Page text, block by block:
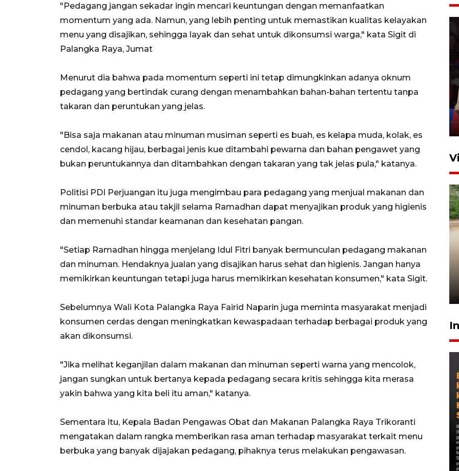
"Pedagang jangan sekadar ingin mencari keuntungan dengan memanfaatkan
momentum yang ada. Namun, yang lebih penting untuk memastikan kualitas kelayakan
menu yang disajikan, sehingga layak dan sehat untuk dikonsumsi warga," kata Sigit di
Palangka Raya, Jumat
Menurut dia bahwa pada momentum seperti ini tetap dimungkinkan adanya oknum
pedagang yang bertindak curang dengan menambahkan bahan-bahan tertentu tanpa
takaran dan peruntukan yang jelas.
"Bisa saja makanan atau minuman musiman seperti es buah, es kelapa muda, kolak, es
cendol, kacang hijau, berbagai jenis kue ditambahi pewarna dan bahan pengawet yang
bukan peruntukannya dan ditambahkan dengan takaran yang tak jelas pula," katanya.
Politisi PDI Perjuangan itu juga mengimbau para pedagang yang menjual makanan dan
minuman berbuka atau takjil selama Ramadhan dapat menyajikan produk yang higienis
dan memenuhi standar keamanan dan kesehatan pangan.
"Setiap Ramadhan hingga menjelang Idul Fitri banyak bermunculan pedagang makanan
dan minuman. Hendaknya jualan yang disajikan harus sehat dan higienis. Jangan hanya
memikirkan keuntungan tetapi juga harus memikirkan kesehatan konsumen," kata Sigit.
Sebelumnya Wali Kota Palangka Raya Fairid Naparin juga meminta masyarakat menjadi
konsumen cerdas dengan meningkatkan kewaspadaan terhadap berbagai produk yang
akan dikonsumsi.
"Jika melihat keganjilan dalam makanan dan minuman seperti warna yang mencolok,
jangan sungkan untuk bertanya kepada pedagang secara kritis sehingga kita merasa
yakin bahwa yang kita beli itu aman," katanya.
Sementara itu, Kepala Badan Pengawas Obat dan Makanan Palangka Raya Trikoranti
mengatakan dalam rangka memberikan rasa aman terhadap masyarakat terkait menu
berbuka yang banyak dijajakan pedagang, pihaknya terus melakukan pengawasan.
Lebaran Betawi 2026, ajang
silaturahim masyarakat dan
upaya pelestarian budaya di
Gabung Persebaya, striker
timnas Ramadhan Sananta
kembali asah naluri